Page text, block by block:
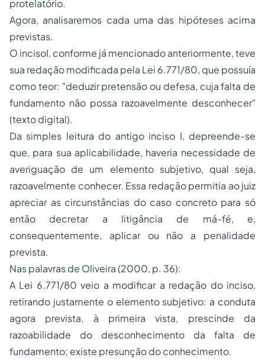
protelatório.
Agora, analisaremos cada uma das hipóteses acima
previstas.
O incisoI, conforme já mencionado anteriormente, teve
sua redação modificada pela Lei 6.771/80, que possuía
como teor: "deduzir pretensão ou defesa, cuja falta de
fundamento não possa razoavelmente desconhecer"
(texto digital).
Da simples leitura do antigo inciso I, depreende-se
que, para sua aplicabilidade, haveria necessidade de
averiguação de um elemento subjetivo, qual seja,
razoavelmente conhecer. Essa redação permitia ao juiz
apreciar as circunstâncias do caso concreto para só
então decretar a litigância de má-fé, e,
consequentemente, aplicar ou não a penalidade
prevista.
Nas palavras de Oliveira (2000, p. 36):
A Lei 6.771/80 veio a modificar a redação do inciso,
retirando justamente o elemento subjetivo: a conduta
agora prevista, à primeira vista, prescinde da
razoabilidade do desconhecimento da falta de
fundamento; existe presunção do conhecimento.